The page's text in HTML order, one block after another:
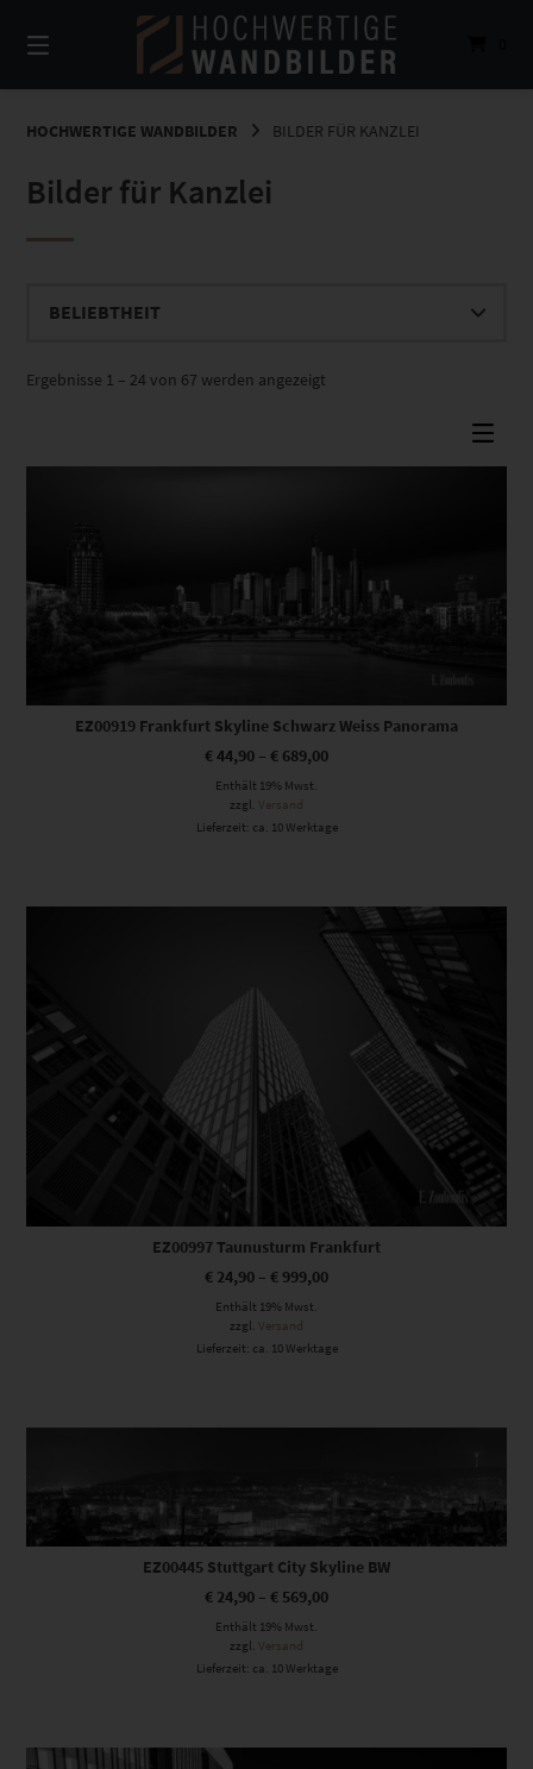
zum
Inhalt
HOCHWERTIGE WANDBILDER BILDER FÜR KANZLEI
Bilder für Kanzlei
Ergebnisse 1 – 24 von 67 werden angezeigt
Dieses Produkt weist mehrere Varianten auf. Die Optionen können auf der Produktseite gewählt werden
EZ00919 Frankfurt Skyline Schwarz Weiss Panorama
€44,90 – € 689,00
Enthält 19% Mwst.
zzgl. Versand
Lieferzeit: ca. 10 Werktage
Dieses Produkt weist mehrere Varianten auf. Die Optionen können auf der Produktseite gewählt werden
EZ00997 Taunusturm Frankfurt
€ 24,90 – € 999,00
Enthält 19% Mwst.
zzgl. Versand
Lieferzeit: ca. 10 Werktage
Dieses Produkt weist mehrere Varianten auf. Die Optionen können auf der Produktseite gewählt werden
EZ00445 Stuttgart City Skyline BW
€ 24,90 – € 569,00
Enthält 19% Mwst.
zzgl. Versand
Lieferzeit: ca. 10 Werktage
Dieses Produkt weist mehrere Varianten auf. Die Optionen können auf der Produktseite gewählt werden